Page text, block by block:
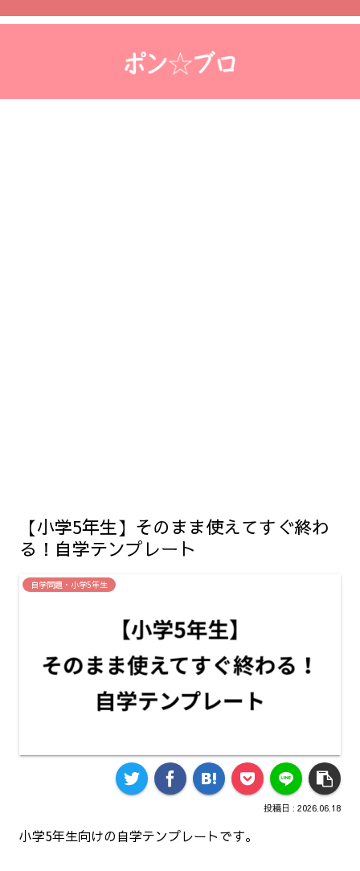
【小学5年生】そのまま使えてすぐ終わ
る！自学テンプレート
自学問題・小学5年生
2026.06.18
小学5年生向けの自学テンプレートです。